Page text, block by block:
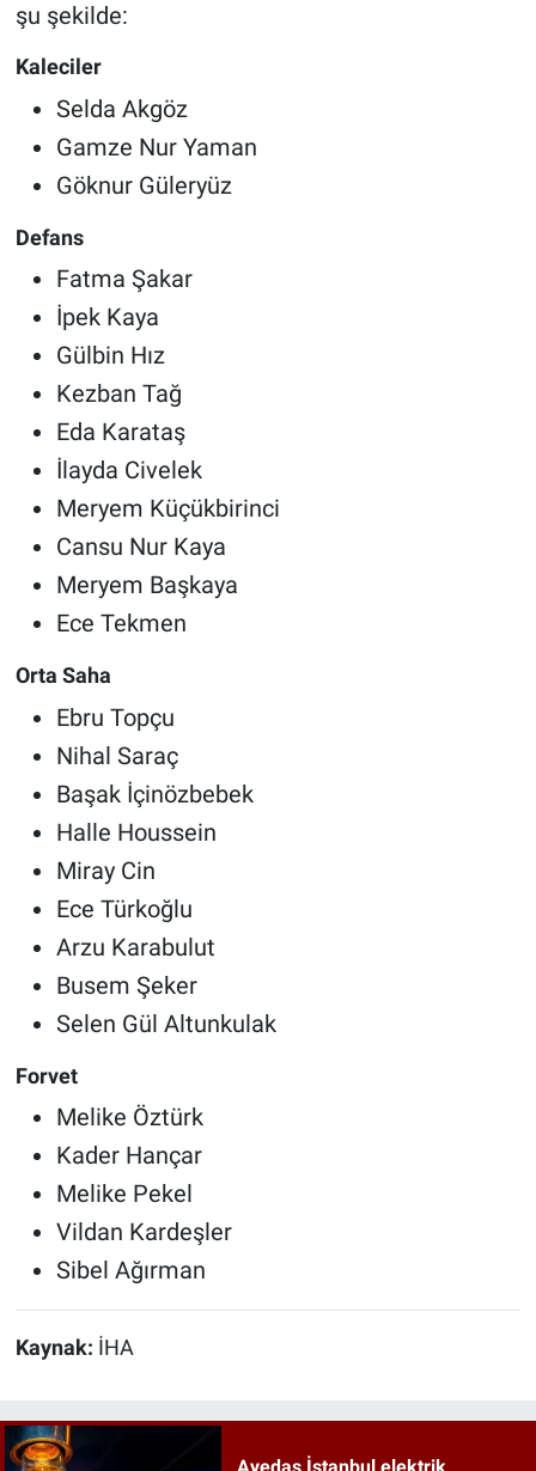
şu şekilde:
Kaleciler
Selda Akgöz
Gamze Nur Yaman
Göknur Güleryüz
Defans
Fatma Şakar
İpek Kaya
Gülbin Hız
Kezban Tağ
Eda Karataş
İlayda Civelek
Meryem Küçükbirinci
Cansu Nur Kaya
Meryem Başkaya
Ece Tekmen
Orta Saha
Ebru Topçu
Nihal Saraç
Başak İçinözbebek
Halle Houssein
Miray Cin
Ece Türkoğlu
Arzu Karabulut
Busem Şeker
Selen Gül Altunkulak
Forvet
Melike Öztürk
Kader Hançar
Melike Pekel
Vildan Kardeşler
Sibel Ağırman
Kaynak: İHA
Ayedaş İstanbul elektrik